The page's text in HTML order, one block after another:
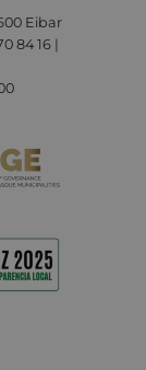
Eibar
84 16 |